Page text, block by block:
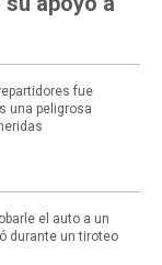
fue
una peligrosa
el auto a un
durante un tiroteo